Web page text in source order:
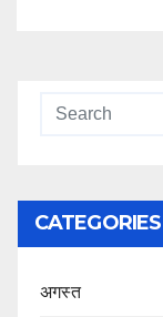
CATEGORIES
अगस्त